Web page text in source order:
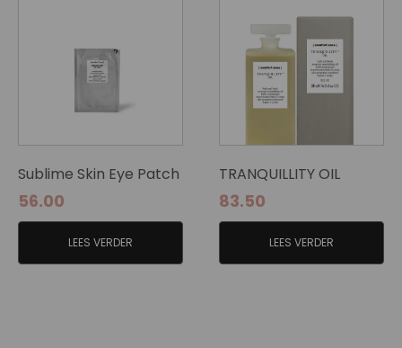
Sublime Skin Eye Patch
56.00
LEES VERDER
TRANQUILLITY OIL
83.50
LEES VERDER